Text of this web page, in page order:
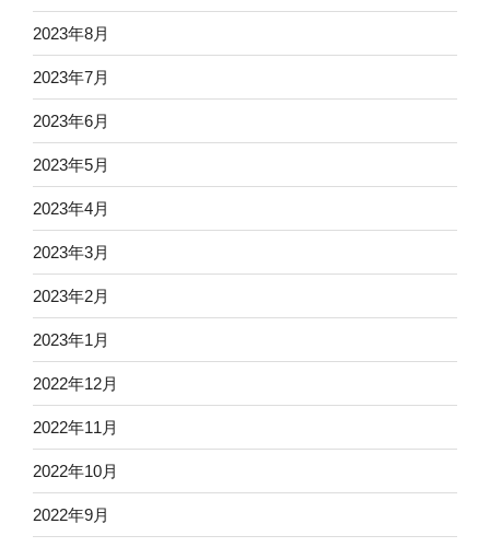
2023年8月
2023年7月
2023年6月
2023年5月
2023年4月
2023年3月
2023年2月
2023年1月
2022年12月
2022年11月
2022年10月
2022年9月